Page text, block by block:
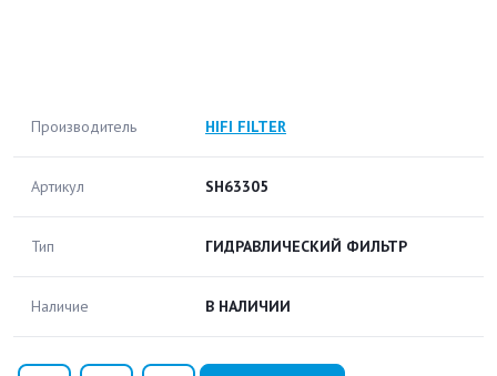
Производитель HIFI FILTER
Артикул SH63305
Тип ГИДРАВЛИЧЕСКИЙ ФИЛЬТР
Наличие В НАЛИЧИИ